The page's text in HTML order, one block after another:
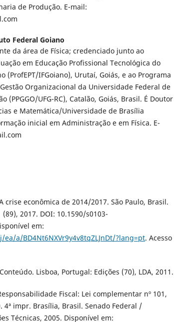
de Produção. E-mail:
Federal Goiano
da área de Física; credenciado junto ao
em Educação Profissional Tecnológica do
(ProfEPT/IFGoiano), Urutaí, Goiás, e ao Programa
Organizacional da Universidade Federal de
(PPGGO/UFG-RC), Catalão, Goiás, Brasil. É Doutor
e Matemática/Universidade de Brasília
inicial em Administração e em Física. E-
A crise econômica de 2014/2017. São Paulo, Brasil.
2017. DOI: 10.1590/s0103-
em:
a/BD4Nt6NXVr9y4v8tqZLJnDt/?lang=pt. Acesso
Lisboa, Portugal: Edições (70), LDA, 2011.
Fiscal: Lei complementar nº 101,
4ª impr. Brasília, Brasil. Senado Federal /
Técnicas, 2005. Disponível em: